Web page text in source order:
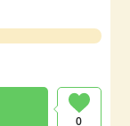
0